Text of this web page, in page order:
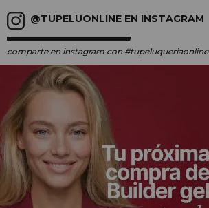
@TUPELUONLINE EN INSTAGRAM
comparte en instagram con #tupeluqueriaonline